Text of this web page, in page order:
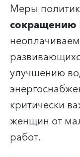
Меры
сокращению
улучшению
критически
женщин от
работ.